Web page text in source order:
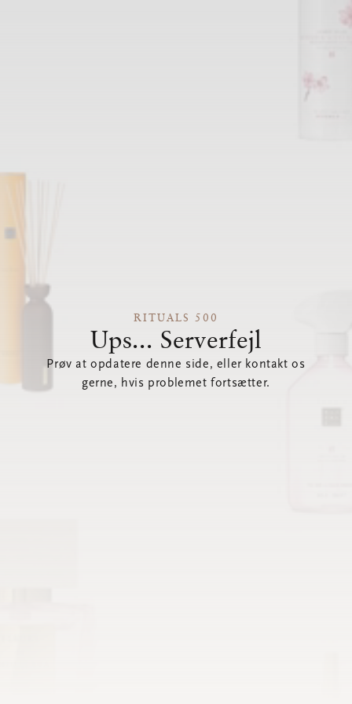
RITUALS 500
Ups... Serverfejl
Prøv at opdatere denne side, eller kontakt os
gerne, hvis problemet fortsætter.